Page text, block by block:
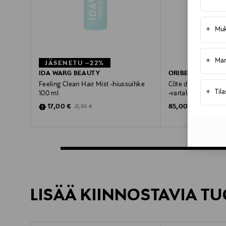
+
+
+
JÄSENETU –22%
IDA WARG BEAUTY
Feeling Clean Hair Mist -hiussuihke
100 ml
Discounted Price
17,00 € Original Price
21,90 €
ORIBE
Côte d'Azur
-vartaloöljy
Original Price
85,00 €
LISÄÄ KIINNOSTAVIA